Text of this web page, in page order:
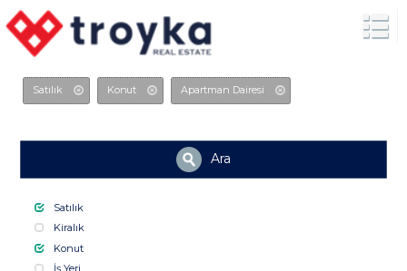
Satılık Konut Apartman Dairesi
Ara
Satılık
Kiralık
Konut
İş Yeri